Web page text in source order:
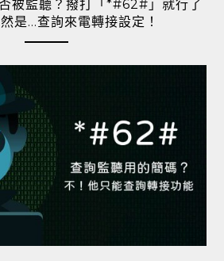
被監聽？撥打「*#62#」就行了
是…查詢來電轉接設定！